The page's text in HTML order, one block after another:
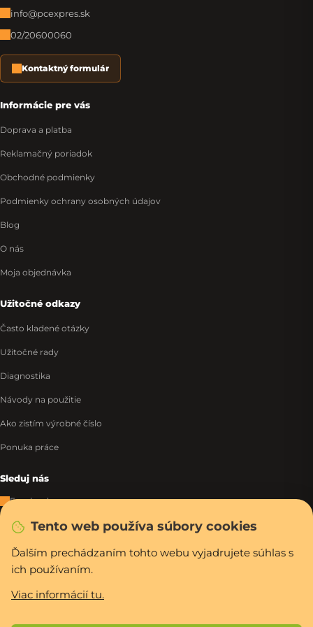
Tento web používa súbory cookies
Ďalším prechádzaním tohto webu vyjadrujete súhlas s
ich používaním.
Viac informácií tu.
info@pcexpres.sk
02/20600060
Kontaktný formulár
Informácie pre vás
Doprava a platba
Reklamačný poriadok
Obchodné podmienky
Podmienky ochrany osobných údajov
Blog
O nás
Moja objednávka
Užitočné odkazy
Často kladené otázky
Užitočné rady
Diagnostika
Návody na použitie
Ako zistím výrobné číslo
Ponuka práce
Sleduj nás
Facebook
Instagram
Tiktok
WhatsApp